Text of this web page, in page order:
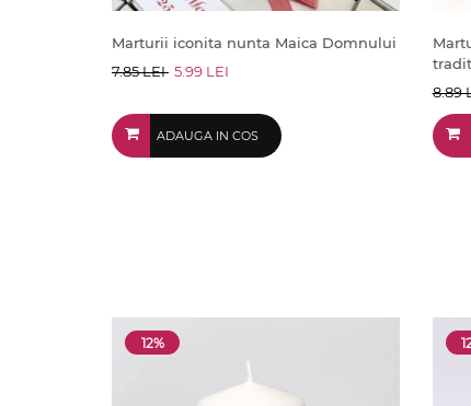
Marturii iconita nunta Maica Domnului
7.85 LEI 5.99 LEI
ADAUGA IN COS
8.89
12%